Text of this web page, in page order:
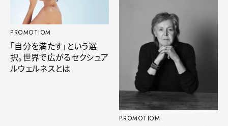
PROMOTIOM
「自分を満たす」という選
択。世界で広がるセクシュア
ルウェルネスとは
PROMOTIOM